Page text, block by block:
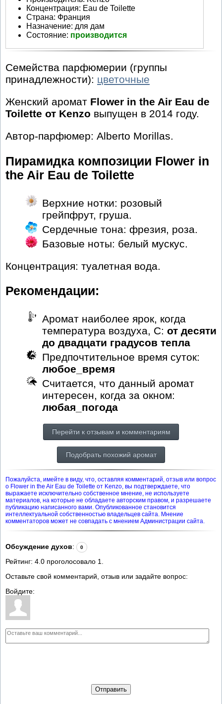
Концентрация: Eau de Toilette
Страна: Франция
Назначение: для дам
Состояние: производится
Семейства парфюмерии (группы
принадлежности): цветочные
Женский аромат Flower in the Air Eau de
Toilette от Kenzo выпущен в 2014 году.
Автор-парфюмер: Alberto Morillas.
Пирамидка композиции Flower in
the Air Eau de Toilette
Верхние нотки: розовый
грейпфрут, груша.
Сердечные тона: фрезия, роза.
Базовые ноты: белый мускус.
Концентрация: туалетная вода.
Рекомендации:
Аромат наиболее ярок, когда
температура воздуха, С: от десяти
до двадцати градусов тепла
Предпочтительное время суток:
любое_время
Считается, что данный аромат
интересен, когда за окном:
любая_погода
Перейти к отзывам и комментариям
Подобрать похожий аромат
Пожалуйста, имейте в виду, что, оставляя комментарий, отзыв или вопрос
о Flower in the Air Eau de Toilette от Kenzo, вы подтверждаете, что
выражаете исключительно собственное мнение, не используете
материалов, на которые не обладаете авторским правом, и разрешаете
публикацию написанного вами. Опубликованное становится
интеллектуальной собственностью владельцев сайта. Мнение
комментаторов может не совпадать с мнением Администрации сайта.
Обсуждение духов: 0
Рейтинг: 4.0 проголосовало 1
Оставьте свой комментарий, отзыв или задайте вопрос:
Войдите:
Отправить